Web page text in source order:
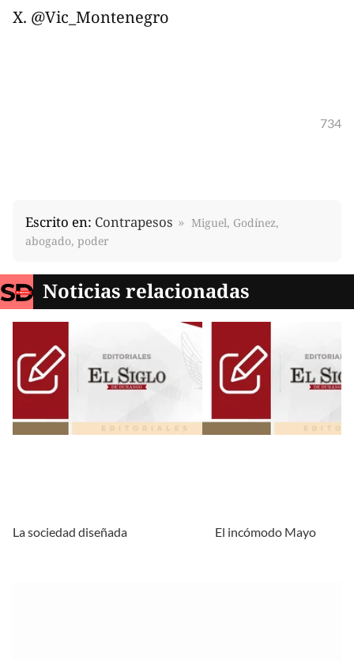
X. @Vic_Montenegro
734
Escrito en: Contrapesos
Miguel, Godínez,
abogado, poder
Noticias relacionadas
La sociedad diseñada El incómodo Mayo